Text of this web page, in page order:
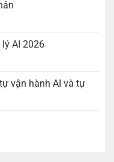
AI 2026
vận hành AI và tự